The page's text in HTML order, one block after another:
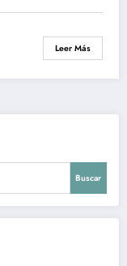
Leer Más
Buscar